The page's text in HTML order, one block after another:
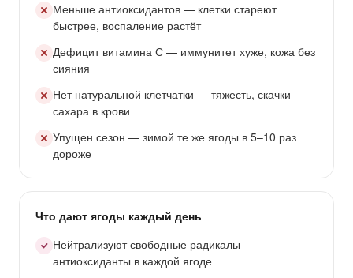
Меньше антиоксидантов — клетки стареют
быстрее, воспаление растёт
Дефицит витамина С — иммунитет хуже, кожа без
сияния
Нет натуральной клетчатки — тяжесть, скачки
сахара в крови
Упущен сезон — зимой те же ягоды в 5–10 раз
дороже
Что дают ягоды каждый день
Нейтрализуют свободные радикалы —
антиоксиданты в каждой ягоде